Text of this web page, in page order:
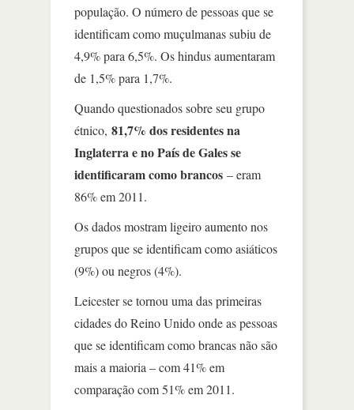
população. O número de pessoas que se
identificam como muçulmanas subiu de
4,9% para 6,5%. Os hindus aumentaram
de 1,5% para 1,7%.
Quando questionados sobre seu grupo
étnico, 81,7% dos residentes na
Inglaterra e no País de Gales se
identificaram como brancos – eram
86% em 2011.
Os dados mostram ligeiro aumento nos
grupos que se identificam como asiáticos
(9%) ou negros (4%).
Leicester se tornou uma das primeiras
cidades do Reino Unido onde as pessoas
que se identificam como brancas não são
mais a maioria – com 41% em
comparação com 51% em 2011.